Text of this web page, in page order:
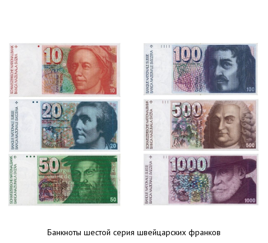
Банкноты шестой серия швейцарских франков